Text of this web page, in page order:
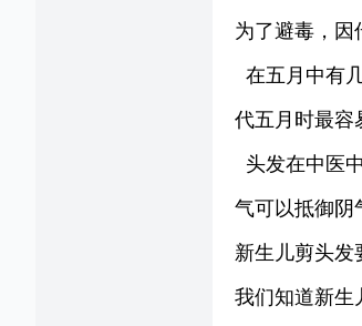
为了避毒，因
在五月中有
代五月时最容
头发在中医
气可以抵御阴
新生儿剪头发
我们知道新生